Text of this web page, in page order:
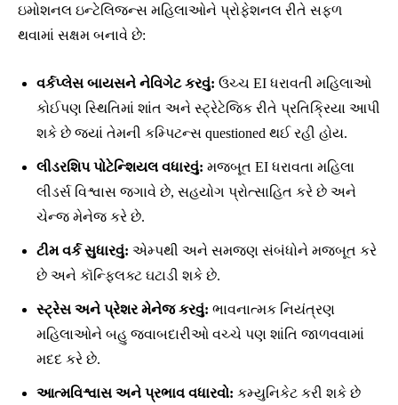
ઇમોશનલ ઇન્ટેલિજન્સ મહિલાઓને પ્રોફેશનલ રીતે સફળ
થવામાં સક્ષમ બનાવે છે:
વર્કપ્લેસ બાયસને નેવિગેટ કરવું: ઉચ્ચ EI ધરાવતી મહિલાઓ
કોઈપણ સ્થિતિમાં શાંત અને સ્ટ્રેટેજિક રીતે પ્રતિક્રિયા આપી
શકે છે જ્યાં તેમની કમ્પિટન્સ questioned થઈ રહી હોય.
લીડરશિપ પોટેન્શિયલ વધારવું: મજબૂત EI ધરાવતા મહિલા
લીડર્સ વિશ્વાસ જગાવે છે, સહયોગ પ્રોત્સાહિત કરે છે અને
ચેન્જ મેનેજ કરે છે.
ટીમ વર્ક સુધારવું: એમ્પથી અને સમજણ સંબંધોને મજબૂત કરે
છે અને કૉન્ફ્લિક્ટ ઘટાડી શકે છે.
સ્ટ્રેસ અને પ્રેશર મેનેજ કરવું: ભાવનાત્મક નિયંત્રણ
મહિલાઓને બહુ જવાબદારીઓ વચ્ચે પણ શાંતિ જાળવવામાં
મદદ કરે છે.
આત્મવિશ્વાસ અને પ્રભાવ વધારવો: કમ્યુનિકેટ કરી શકે છે